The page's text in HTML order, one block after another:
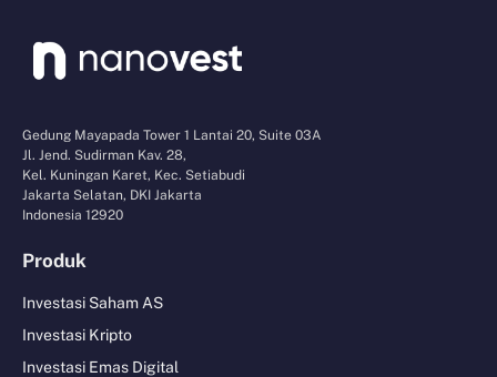
Gedung Mayapada Tower 1 Lantai 20, Suite 03A
Jl. Jend. Sudirman Kav. 28,
Kel. Kuningan Karet, Kec. Setiabudi
Jakarta Selatan, DKI Jakarta
Indonesia 12920
Produk
Investasi Saham AS
Investasi Kripto
Investasi Emas Digital